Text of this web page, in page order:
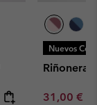
Nuevos
Riñonera
Minimum
31,00 €